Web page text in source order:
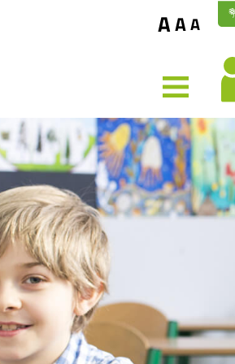
AAA
MENÜ